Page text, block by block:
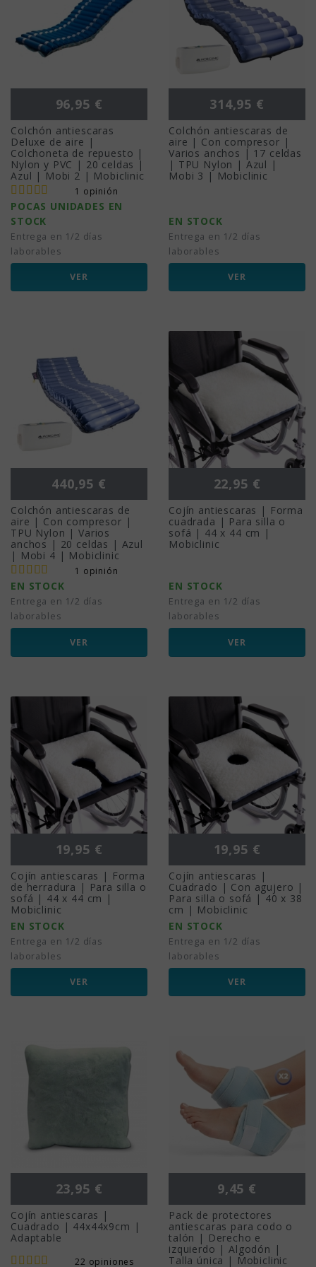
Precio
96,95 €
Colchón antiescaras
Deluxe de aire |
Colchoneta de repuesto |
Nylon y PVC | 20 celdas |
Azul | Mobi 2 | Mobiclinic
1 opinión
POCAS UNIDADES EN
STOCK
Entrega en 1/2 días
laborables
VER
Precio
314,95 €
Colchón antiescaras de
aire | Con compresor |
Varios anchos | 17 celdas
| TPU Nylon | Azul |
Mobi 3 | Mobiclinic
EN STOCK
Entrega en 1/2 días
laborables
VER
Precio
440,95 €
Colchón antiescaras de
aire | Con compresor |
TPU Nylon | Varios
anchos | 20 celdas | Azul
| Mobi 4 | Mobiclinic
1 opinión
EN STOCK
Entrega en 1/2 días
laborables
VER
Precio
22,95 €
Cojín antiescaras | Forma
cuadrada | Para silla o
sofá | 44 x 44 cm |
Mobiclinic
EN STOCK
Entrega en 1/2 días
laborables
VER
Precio
19,95 €
Cojín antiescaras | Forma
de herradura | Para silla o
sofá | 44 x 44 cm |
Mobiclinic
EN STOCK
Entrega en 1/2 días
laborables
VER
Precio
19,95 €
Cojín antiescaras |
Cuadrado | Con agujero |
Para silla o sofá | 40 x 38
cm | Mobiclinic
EN STOCK
Entrega en 1/2 días
laborables
VER
Precio
23,95 €
Cojín antiescaras |
Cuadrado | 44x44x9cm |
Adaptable
22 opiniones
Precio
9,45 €
Pack de protectores
antiescaras para codo o
talón | Derecho e
izquierdo | Algodón |
Talla única | Mobiclinic